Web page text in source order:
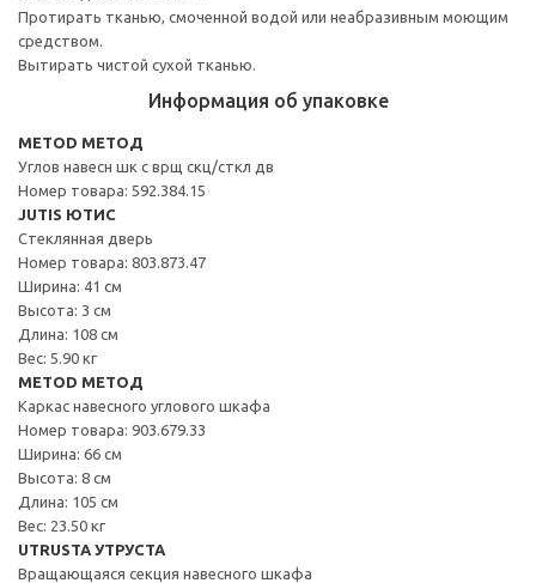
Протирать тканью, смоченной водой или неабразивным моющим
средством.
Вытирать чистой сухой тканью.
Информация об упаковке
METOD МЕТОД
Углов навесн шк с врщ скц/сткл дв
Номер товара: 592.384.15
JUTIS ЮТИС
Стеклянная дверь
Номер товара: 803.873.47
Ширина: 41 см
Высота: 3 см
Длина: 108 см
Вес: 5.90 кг
METOD МЕТОД
Каркас навесного углового шкафа
Номер товара: 903.679.33
Ширина: 66 см
Высота: 8 см
Длина: 105 см
Вес: 23.50 кг
UTRUSTA УТРУСТА
Вращающаяся секция навесного шкафа